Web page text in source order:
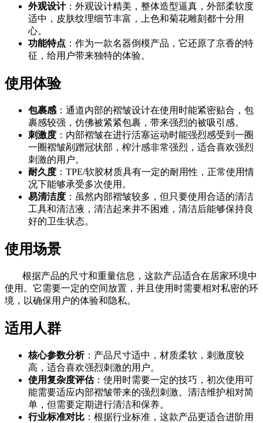
外观设计：外观设计精美，整体造型逼真，外部柔软度
适中，皮肤纹理细节丰富，上色和菊花雕刻都十分用
心。
功能特点 ：作为一款名器倒模产品，它还原了京香的特
征，给用户带来独特的体验。
使用体验
包裹感 ：通道内部的褶皱设计在使用时能紧密贴合，包
裹感较强，仿佛被紧紧包裹，带来强烈的被吸引感。
刺激度 ：内部褶皱在进行活塞运动时能强烈感受到一圈
一圈褶皱剐蹭冠状部，榨汁感非常强烈，适合喜欢强烈
刺激的用户。
耐久度 ：TPE/软胶材质具有一定的耐用性，正常使用情
况下能够承受多次使用。
易清洁度 ：虽然内部褶皱较多，但只要使用合适的清洁
工具和清洁液，清洁起来并不困难，清洁后能够保持良
好的卫生状态。
使用场景
根据产品的尺寸和重量信息，这款产品适合在居家环境中
使用。它需要一定的空间放置，并且使用时需要相对私密的环
境，以确保用户的体验和隐私。
适用人群
核心参数分析：产品尺寸适中，材质柔软，刺激度较
高，适合喜欢强烈刺激的用户。
使用复杂度评估：使用时需要一定的技巧，初次使用可
能需要适应内部褶皱带来的强烈刺激。清洁维护相对简
单，但需要定期进行清洁和保养。
行业标准对比 ：根据行业标准，这款产品更适合进阶用